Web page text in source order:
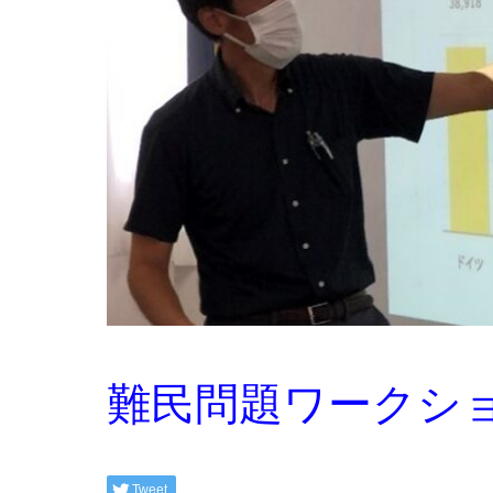
難民問題ワークシ
Tweet